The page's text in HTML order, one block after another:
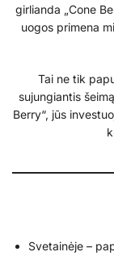
girlianda „Cone
uogos primena
Tai ne tik
sujungiantis
Berry“, jūs
Svetainėje –